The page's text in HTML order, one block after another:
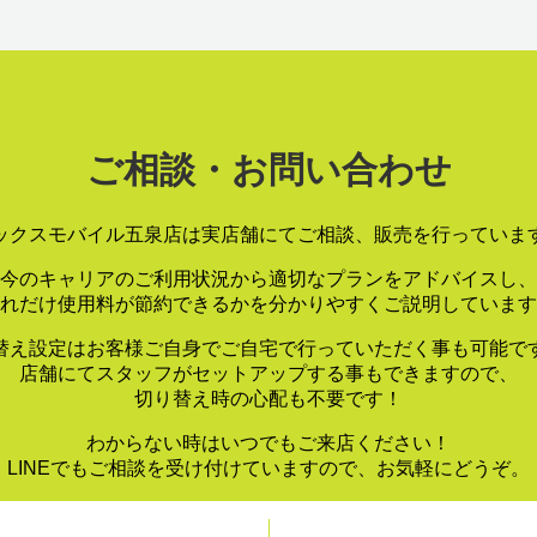
ご相談・お問い合わせ
クスモバイル五泉店は実店舗にてご相談、販売を行っていま
今のキャリアのご利用状況から適切なプランをアドバイスし、
だけ使用料が節約できるかを分かりやすくご説明しています
え設定はお客様ご自身でご自宅で行っていただく事も可能で
店舗にてスタッフがセットアップする事もできますので、
切り替え時の心配も不要です！
わからない時はいつでもご来店ください！
LINEでもご相談を受け付けていますので、お気軽にどうぞ。